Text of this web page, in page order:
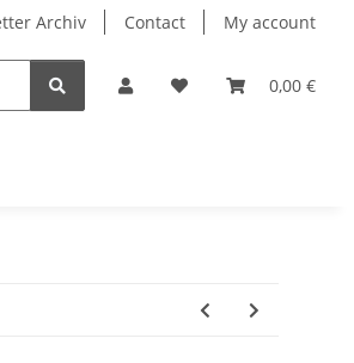
Archiv Contact My account
0,00 €